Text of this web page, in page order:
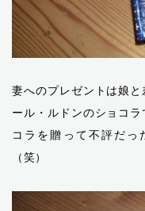
妻へのプレゼントは娘
ール・ルドンのショコ
コラを贈って不評だっ
（笑）